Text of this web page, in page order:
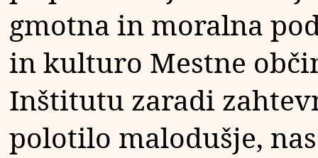
gmotna in moralna
in kulturo Mestne
Inštitutu zaradi
polotilo malodušje,